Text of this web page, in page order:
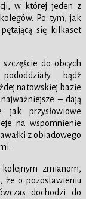
w której jeden z
Po tym, jak
się kilkaset
do obcych
bądź
natowskiej bazie
– dają
jak przysłowiowe
na wspomnienie
z obiadowego
zmianom,
że o pozostawieniu
dochodzi do